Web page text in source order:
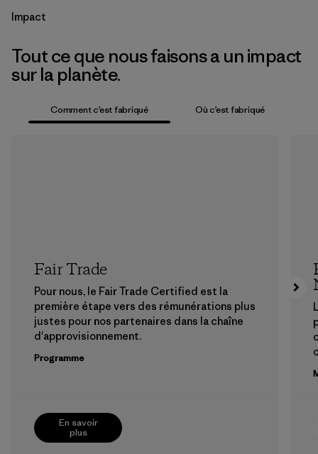
Impact
Tout ce que nous faisons a un impact
sur la planète.
Comment c’est fabriqué Où c’est fabriqué
En savoir
plus
Fair Trade
Pour nous, le Fair Trade Certified est la
première étape vers des rémunérations plus
justes pour nos partenaires dans la chaîne
d'approvisionnement.
Programme